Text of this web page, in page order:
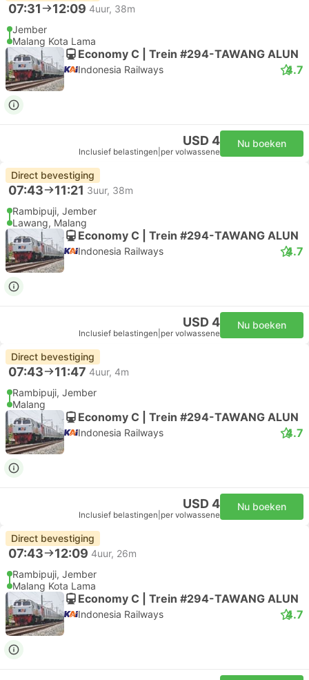
07:31 12:09 4uur, 38m
Jember
Malang Kota Lama
Economy C | Trein #294-TAWANG ALUN
Indonesia Railways 4.7
USD 4
Inclusief belastingen per volwassene
Nu boeken
Direct bevestiging
07:43 11:21 3uur, 38m
Rambipuji, Jember
Lawang, Malang
Economy C | Trein #294-TAWANG ALUN
Indonesia Railways 4.7
USD 4
Inclusief belastingen per volwassene
Nu boeken
Direct bevestiging
07:43 11:47 4uur, 4m
Rambipuji, Jember
Malang
Economy C | Trein #294-TAWANG ALUN
Indonesia Railways 4.7
USD 4
Inclusief belastingen per volwassene
Nu boeken
Direct bevestiging
07:43 12:09 4uur, 26m
Rambipuji, Jember
Malang Kota Lama
Economy C | Trein #294-TAWANG ALUN
Indonesia Railways 4.7